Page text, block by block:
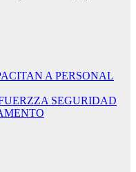
A PERSONAL
SEGURIDAD